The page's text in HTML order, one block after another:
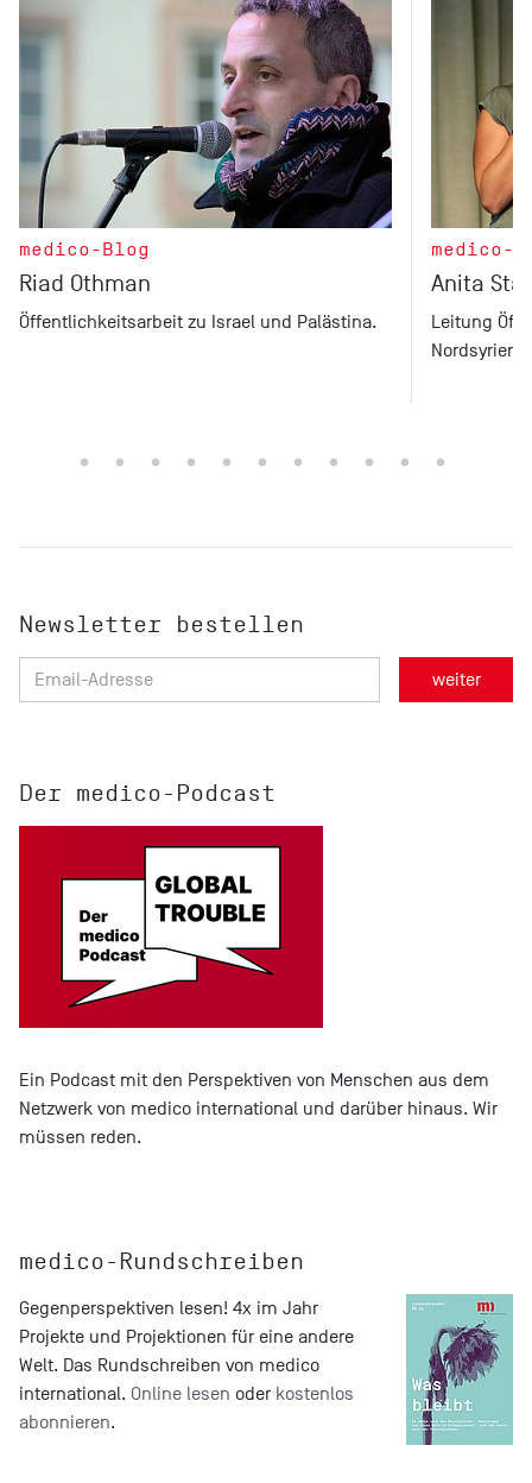
medico-Blog
Riad Othman
Öffentlichkeitsarbeit zu Israel und Palästina.
medico-
Anita
Leitung
Nordsyrien
Newsletter bestellen
Der medico-Podcast
Ein Podcast mit den Perspektiven von Menschen aus dem
Netzwerk von medico international und darüber hinaus. Wir
müssen reden.
medico-Rundschreiben
Gegenperspektiven lesen! 4x im Jahr
Projekte und Projektionen für eine andere
Welt. Das Rundschreiben von medico
international. Online lesen oder kostenlos
abonnieren.